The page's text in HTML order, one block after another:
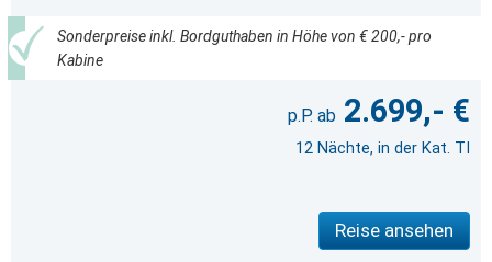
Sonderpreise inkl. Bordguthaben in Höhe von € 200,- pro
Kabine
2.699,- €
12 Nächte, in der Kat. TI
Reise ansehen